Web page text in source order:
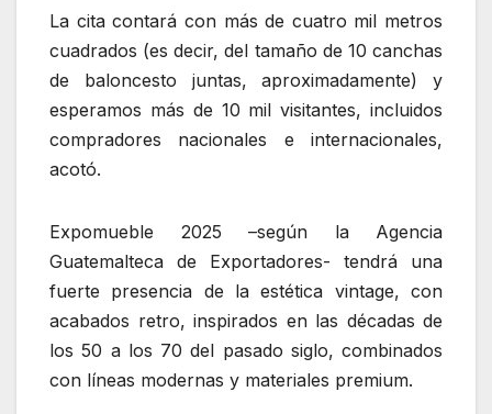
La cita contará con más de cuatro mil metros
cuadrados (es decir, del tamaño de 10 canchas
de baloncesto juntas, aproximadamente) y
esperamos más de 10 mil visitantes, incluidos
compradores nacionales e internacionales,
acotó.
Expomueble 2025 –según la Agencia
Guatemalteca de Exportadores- tendrá una
fuerte presencia de la estética vintage, con
acabados retro, inspirados en las décadas de
los 50 a los 70 del pasado siglo, combinados
con líneas modernas y materiales premium.